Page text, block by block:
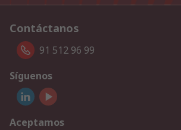
Contáctanos
91 512 96 99
Síguenos
Aceptamos